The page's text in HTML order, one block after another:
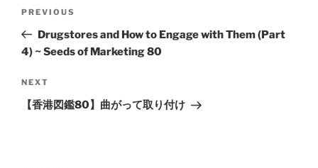
PREVIOUS
Drugstores and How to Engage with Them (Part
4) ~ Seeds of Marketing 80
NEXT
【香港図鑑80】曲がって取り付け